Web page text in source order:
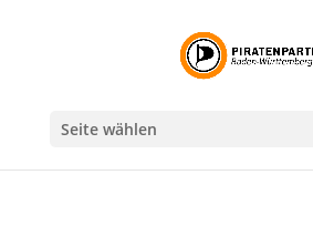
Seite wählen